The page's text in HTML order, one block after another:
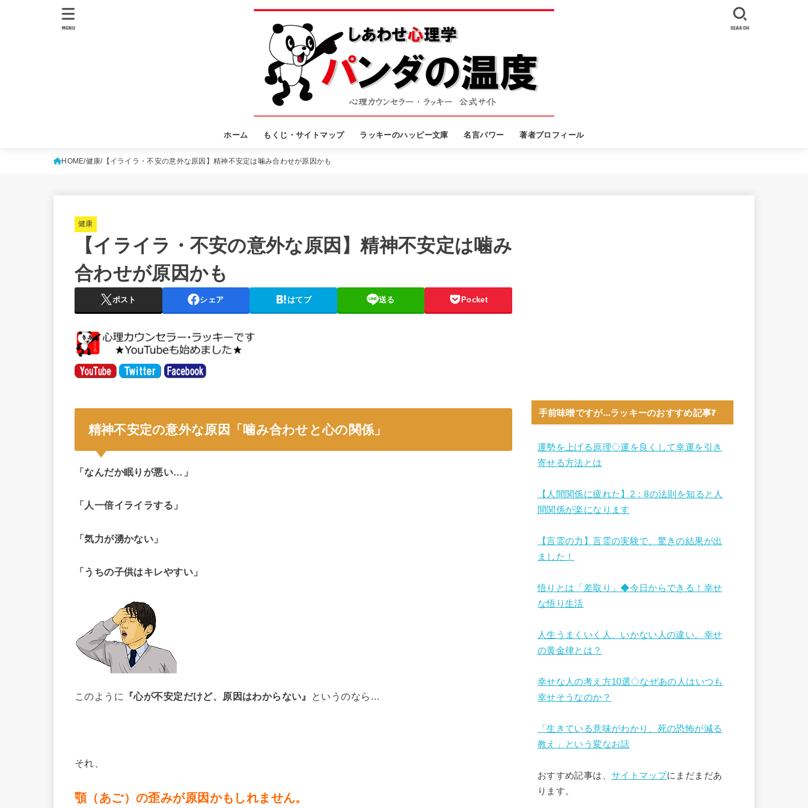
ホーム もくじ・サイトマップ ラッキーのハッピー文庫 名言パワー 著者プロフィール
SEARCH
MENU
HOME 健康 【イライラ・不安の意外な原因】精神不安定は噛み合わせが原因かも
健康
【イライラ・不安の意外な原因】精神不安定は噛み
合わせが原因かも
ポスト シェア はてブ 送る Pocket
精神不安定の意外な原因「噛み合わせと心の関係」
「なんだか眠りが悪い…」
「人一倍イライラする」
「気力が湧かない」
「うちの子供はキレやすい」
このように 『心が不安定だけど、原因はわからない』 というのなら…
それ、
顎（あご）の歪みが原因かもしれません。
手前味噌ですが…ラッキーのおすすめ記事7
運勢を上げる原理◇運を良くして幸運を引き
寄せる方法とは
【人間関係に疲れた】2：8の法則を知ると人
間関係が楽になります
【言霊の力】言霊の実験で、驚きの結果が出
ました！
悟りとは「差取り」◆今日からできる！幸せ
な悟り生活
人生うまくいく人、いかない人の違い。幸せ
の黄金律とは？
幸せな人の考え方10選◇なぜあの人はいつも
幸せそうなのか？
「生きている意味がわかり、死の恐怖が減る
教え」という変なお話
おすすめ記事は、 サイトマップにまだまだあ
ります。